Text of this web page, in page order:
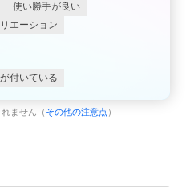
使い勝手が良い
エーション
付いている
ません（ その他の注意点 ）